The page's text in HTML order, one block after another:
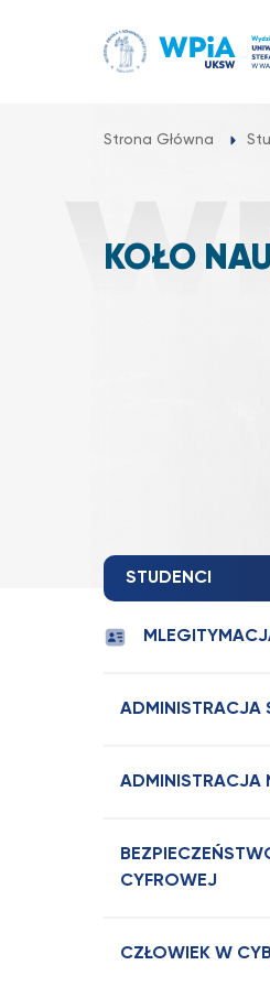
Strona Główna
KOŁO
STUDENCI
ADMINISTRACJA
ADMINISTRACJA
CYFROWEJ
CZŁOWIEK W